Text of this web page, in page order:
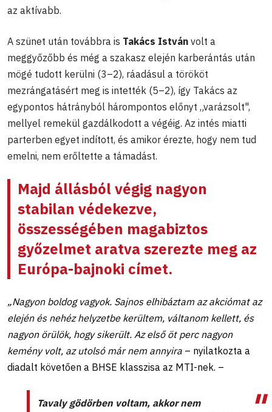
az aktívabb.
A szünet után továbbra is Takács István volt a
meggyőzőbb és még a szakasz elején karberántás után
mögé tudott kerülni (3–2), ráadásul a törököt
mezrángatásért meg is intették (5–2), így Takács az
egypontos hátrányból hárompontos előnyt „varázsolt",
mellyel remekül gazdálkodott a végéig. Az intés miatti
parterben egyet indított, és amikor érezte, hogy nem tud
emelni, nem erőltette a támadást.
Majd állásból végig nagyon
stabilan védekezve,
összességében magabiztos
győzelmet aratva szerezte meg az
Európa-bajnoki címet.
„Nagyon boldog vagyok. Sajnos elhibáztam az akciómat az
elején és nehéz helyzetbe kerültem, váltanom kellett, és
nagyon örülök, hogy sikerült. Az első öt perc nagyon
kemény volt, az utolsó már nem annyira – nyilatkozta a
diadalt követően a BHSE klasszisa az MTI-nek. –
Tavaly gödörben voltam, akkor nem